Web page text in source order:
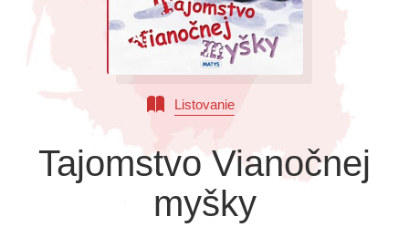
Výchova a pedagogika
Všetky kategórie
Listovanie
Tajomstvo Vianočnej
myšky